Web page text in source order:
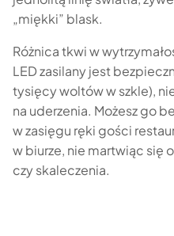
„miękki” blask.
Różnica tkwi w
LED zasilany jest
tysięcy woltów w szkle),
na uderzenia. Możesz go
w zasięgu ręki gości
w biurze, nie martwiąc się
czy skaleczenia.